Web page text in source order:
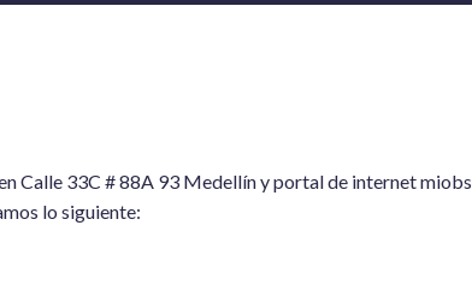
33C # 88A 93 Medellín y portal de internet
lo siguiente: